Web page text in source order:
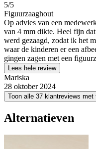
5/5
Figuurzaaghout
Op advies van een
van 4 mm dikte. Heel fijn
werd gezaagd, zodat ik het
waar de kinderen er een
gingen zagen met een
Lees hele review
Mariska
28 oktober 2024
Toon alle 37 klantreviews met
Alternatieven